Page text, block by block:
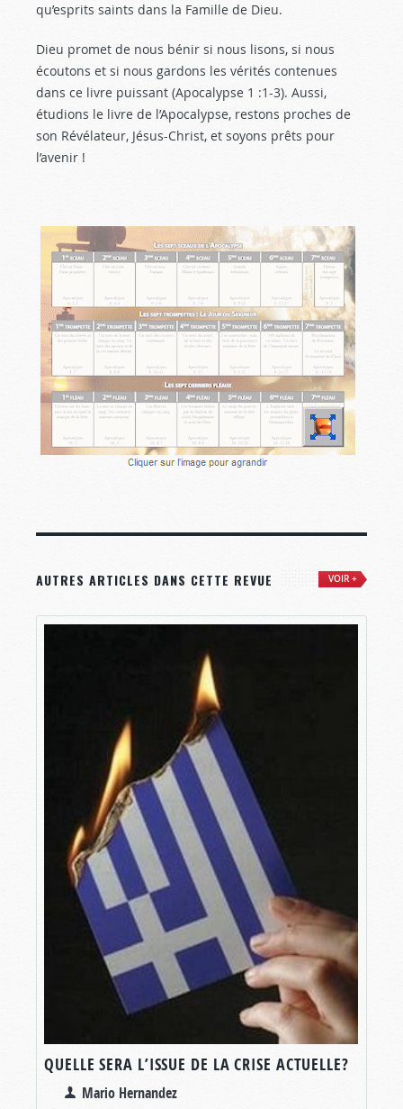
qu’esprits saints dans la Famille de Dieu.
Dieu promet de nous bénir si nous lisons, si nous
écoutons et si nous gardons les vérités contenues
dans ce livre puissant (Apocalypse 1 :1-3). Aussi,
étudions le livre de l’Apocalypse, restons proches de
son Révélateur, Jésus-Christ, et soyons prêts pour
l’avenir !
AUTRES ARTICLES DANS CETTE REVUE VOIR +
QUELLE SERA L’ISSUE DE LA CRISE ACTUELLE?
Mario Hernandez